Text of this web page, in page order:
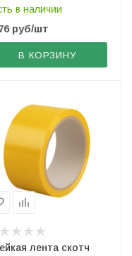
в наличии
руб/шт
В КОРЗИНУ
лента скотч